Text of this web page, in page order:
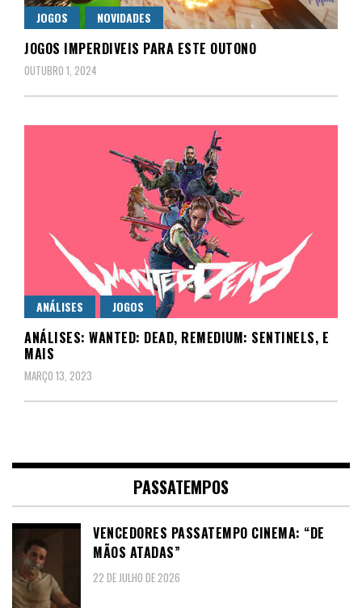
JOGOS NOVIDADES
JOGOS IMPERDIVEIS PARA ESTE OUTONO
OUTUBRO 1, 2024
ANÁLISES JOGOS
ANÁLISES: WANTED: DEAD, REMEDIUM: SENTINELS, E
MAIS
MARÇO 13, 2023
PASSATEMPOS
VENCEDORES PASSATEMPO CINEMA: “DE
MÃOS ATADAS”
22 DE JULHO DE 2026